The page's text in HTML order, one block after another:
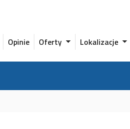
Opinie Oferty Lokalizacje